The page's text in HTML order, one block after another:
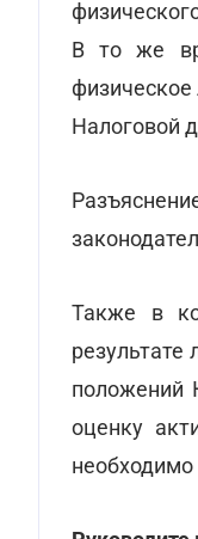
В то же
физическое
Налоговой
Также в
положений
оценку
необходимо